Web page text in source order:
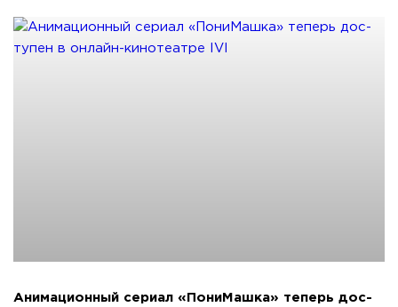
Ани­маци­он­ный се­ри­ал «По­ниМаш­ка» те­перь дос­